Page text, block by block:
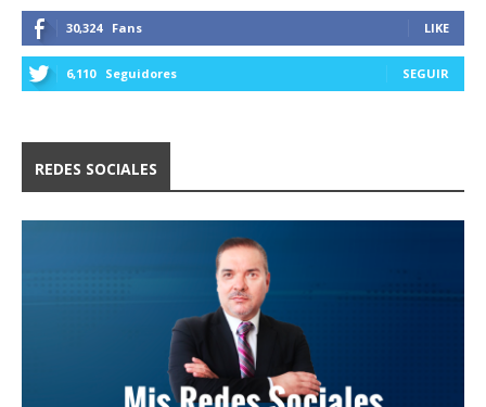
30,324 Fans LIKE
6,110 Seguidores SEGUIR
REDES SOCIALES